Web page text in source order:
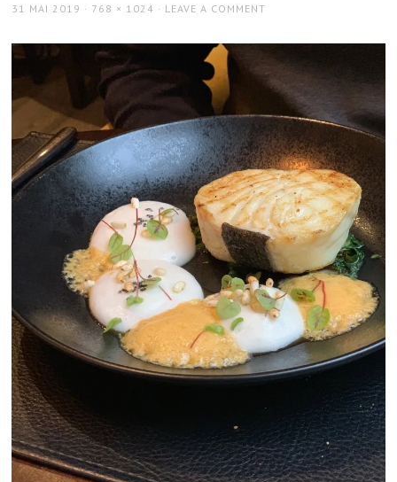
POSTED
31 MAI 2019
FULL
768 × 1024 LEAVE A COMMENT